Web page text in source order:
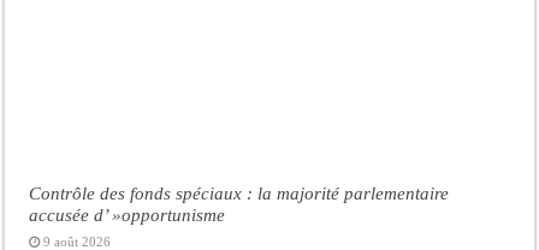
Contrôle des fonds spéciaux : la majorité parlementaire
accusée d’ »opportunisme
9 août 2026